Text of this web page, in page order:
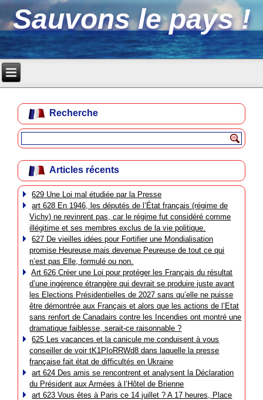
Sauvons le pays !
Recherche
Articles récents
629 Une Loi mal étudiée par la Presse
art 628 En 1946, les députés de l’État français (régime de
Vichy) ne revinrent pas, car le régime fut considéré comme
illégitime et ses membres exclus de la vie politique.
627 De vieilles idées pour Fortifier une Mondialisation
promise Heureuse mais devenue Peureuse de tout ce qui
n’est pas Elle, formulé ou non.
Art 626 Créer une Loi pour protéger les Français du résultat
d’une ingérence étrangère qui devrait se produire juste avant
les Elections Présidentielles de 2027 sans qu’elle ne puisse
être démontrée aux Français et alors que les actions de l’Etat
sans renfort de Canadairs contre les Incendies ont montré une
dramatique faiblesse, serait-ce raisonnable ?
625 Les vacances et la canicule me conduisent à vous
conseiller de voir tK1PIoRRWd8 dans laquelle la presse
française fait état de difficultés en Ukraine
art 624 Des amis se rencontrent et analysent la Déclaration
du Président aux Armées à l’Hôtel de Brienne
art 623 Vous êtes à Paris ce 14 juillet ? A 17 heures, Place